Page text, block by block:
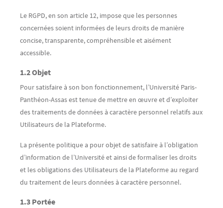
Le RGPD, en son article 12, impose que les personnes
concernées soient informées de leurs droits de manière
concise, transparente, compréhensible et aisément
accessible.
1.2 Objet
Pour satisfaire à son bon fonctionnement, l’Université Paris-
Panthéon-Assas est tenue de mettre en œuvre et d’exploiter
des traitements de données à caractère personnel relatifs aux
Utilisateurs de la Plateforme.
La présente politique a pour objet de satisfaire à l’obligation
d’information de l’Université et ainsi de formaliser les droits
et les obligations des Utilisateurs de la Plateforme au regard
du traitement de leurs données à caractère personnel.
1.3 Portée